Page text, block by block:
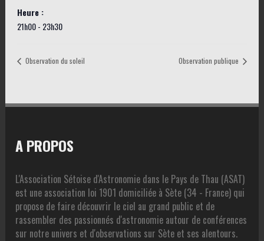
Heure :
21h00 - 23h30
Observation du soleil Observation publique
A PROPOS
L'Association Sétoise d'Astronomie dans le Pays de Thau (ASAT)
est une association loi 1901 domiciliée à Sète (34 - France) qui
propose de faire découvrir le ciel au grand public et de
rassembler des passionnés d'astronomie autour de conférences
sur notre univers et d'observations sur Sète et ses alentours.